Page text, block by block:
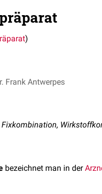
)
Frank Antwerpes
bezeichnet man in der